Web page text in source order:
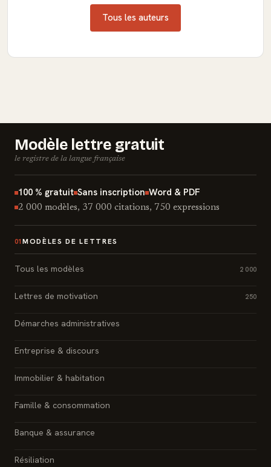
Tous les auteurs
Modèle lettre gratuit
le registre de la langue française
100 % gratuit Sans inscription Word & PDF
2 000 modèles, 37 000 citations, 750 expressions
01 MODÈLES DE LETTRES
Tous les modèles 2 000
Lettres de motivation 250
Démarches administratives
Entreprise & discours
Immobilier & habitation
Famille & consommation
Banque & assurance
Résiliation